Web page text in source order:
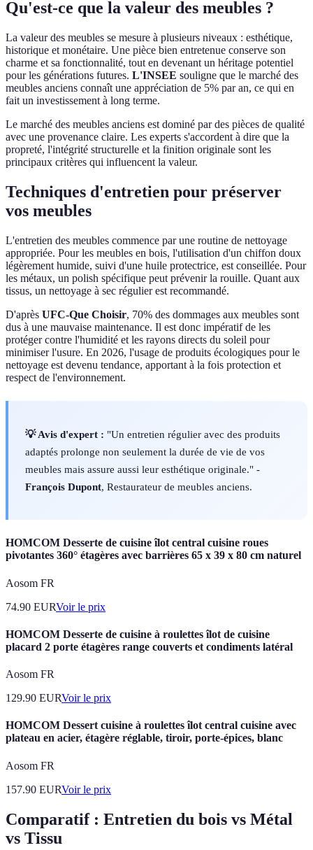
Qu'est-ce que la valeur des meubles ?
La valeur des meubles se mesure à plusieurs niveaux : esthétique,
historique et monétaire. Une pièce bien entretenue conserve son
charme et sa fonctionnalité, tout en devenant un héritage potentiel
pour les générations futures. L'INSEE souligne que le marché des
meubles anciens connaît une appréciation de 5% par an, ce qui en
fait un investissement à long terme.
Le marché des meubles anciens est dominé par des pièces de qualité
avec une provenance claire. Les experts s'accordent à dire que la
propreté, l'intégrité structurelle et la finition originale sont les
principaux critères qui influencent la valeur.
Techniques d'entretien pour préserver
vos meubles
L'entretien des meubles commence par une routine de nettoyage
appropriée. Pour les meubles en bois, l'utilisation d'un chiffon doux
légèrement humide, suivi d'une huile protectrice, est conseillée. Pour
les métaux, un polish spécifique peut prévenir la rouille. Quant aux
tissus, un nettoyage à sec régulier est recommandé.
D'après UFC-Que Choisir, 70% des dommages aux meubles sont
dus à une mauvaise maintenance. Il est donc impératif de les
protéger contre l'humidité et les rayons directs du soleil pour
minimiser l'usure. En 2026, l'usage de produits écologiques pour le
nettoyage est devenu tendance, apportant à la fois protection et
respect de l'environnement.
💡 Avis d'expert : "Un entretien régulier avec des produits
adaptés prolonge non seulement la durée de vie de vos
meubles mais assure aussi leur esthétique originale." -
François Dupont, Restaurateur de meubles anciens.
HOMCOM Desserte de cuisine îlot central cuisine roues
pivotantes 360° étagères avec barrières 65 x 39 x 80 cm naturel
Aosom FR
74.90 EURVoir le prix
HOMCOM Desserte de cuisine à roulettes îlot de cuisine
placard 2 porte étagères range couverts et condiments latéral
Aosom FR
129.90 EURVoir le prix
HOMCOM Dessert cuisine à roulettes îlot central cuisine avec
plateau en acier, étagère réglable, tiroir, porte-épices, blanc
Aosom FR
157.90 EURVoir le prix
Comparatif : Entretien du bois vs Métal
vs Tissu